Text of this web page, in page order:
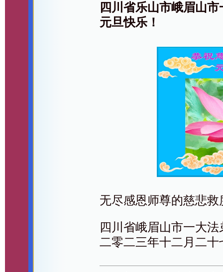
四川省乐山市峨眉山
元旦快乐！
无尽感恩师尊的慈悲救
四川省峨眉山市一大法
二零二三年十二月二十